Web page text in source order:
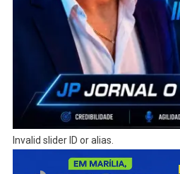
Invalid slider ID or alias.